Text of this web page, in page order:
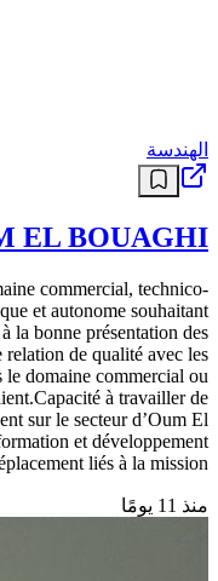
الهندسة
EL BOUAGHI-
commercial, technico-
et autonome souhaitant
la bonne présentation des
de qualité avec les
domaine commercial ou
à travailler de
sur le secteur d’Oum El
et développement
liés à la mission.
منذ 11 يومًا